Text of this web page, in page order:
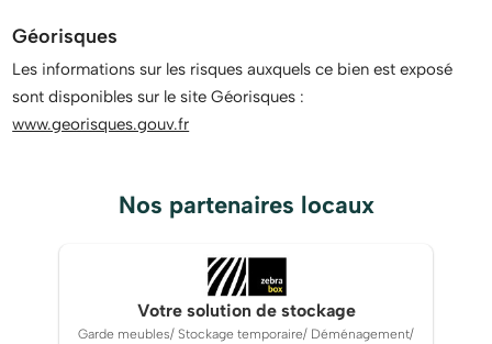
Géorisques
Les informations sur les risques auxquels ce bien est exposé
sont disponibles sur le site Géorisques :
www.georisques.gouv.fr
Nos partenaires locaux
Votre solution de stockage
Garde meubles/ Stockage temporaire/ Déménagement/